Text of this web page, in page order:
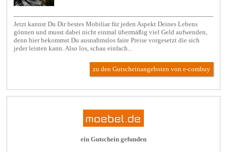
Jetzt kannst Du Dir bestes Mobiliar für jeden Aspekt Deines Lebens
gönnen und musst dabei nicht einmal übermäßig viel Geld aufwenden,
denn hier bekommst Du ausnahmslos faire Preise vorgesetzt die sich
jeder leisten kann. Also los, schau einfach...
zu den Gutscheinangeboten von e-combuy
ein Gutschein gefunden